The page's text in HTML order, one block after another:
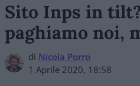
Sito Inps in
paghiamo noi,
di Nicola Porro
1 Aprile 2020, 18:58